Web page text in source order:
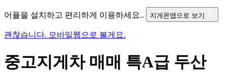
어플을 설치하고 편리하게 이용하세요.. 지게몬앱으로 보기
괜찮습니다. 모바일웹으로 볼게요.
중고지게차 매매 특A급 두산